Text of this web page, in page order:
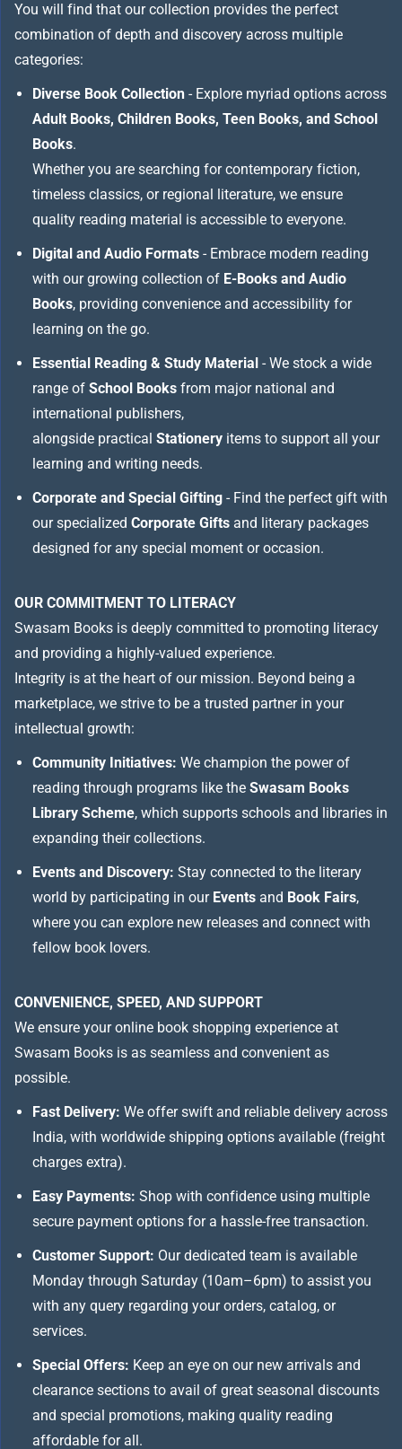
You will find that our collection provides the perfect
combination of depth and discovery across multiple
categories:
Diverse Book Collection - Explore myriad options across
Adult Books, Children Books, Teen Books, and School
Books.
Whether you are searching for contemporary fiction,
timeless classics, or regional literature, we ensure
quality reading material is accessible to everyone.
Digital and Audio Formats - Embrace modern reading
with our growing collection of E-Books and Audio
Books, providing convenience and accessibility for
learning on the go.
Essential Reading & Study Material - We stock a wide
range of School Books from major national and
international publishers,
alongside practical Stationery items to support all your
learning and writing needs.
Corporate and Special Gifting - Find the perfect gift with
our specialized Corporate Gifts and literary packages
designed for any special moment or occasion.
OUR COMMITMENT TO LITERACY
Swasam Books is deeply committed to promoting literacy
and providing a highly-valued experience.
Integrity is at the heart of our mission. Beyond being a
marketplace, we strive to be a trusted partner in your
intellectual growth:
Community Initiatives: We champion the power of
reading through programs like the Swasam Books
Library Scheme, which supports schools and libraries in
expanding their collections.
Events and Discovery: Stay connected to the literary
world by participating in our Events and Book Fairs,
where you can explore new releases and connect with
fellow book lovers.
CONVENIENCE, SPEED, AND SUPPORT
We ensure your online book shopping experience at
Swasam Books is as seamless and convenient as
possible.
Fast Delivery: We offer swift and reliable delivery across
India, with worldwide shipping options available (freight
charges extra).
Easy Payments: Shop with confidence using multiple
secure payment options for a hassle-free transaction.
Customer Support: Our dedicated team is available
Monday through Saturday (10am–6pm) to assist you
with any query regarding your orders, catalog, or
services.
Special Offers: Keep an eye on our new arrivals and
clearance sections to avail of great seasonal discounts
and special promotions, making quality reading
affordable for all.